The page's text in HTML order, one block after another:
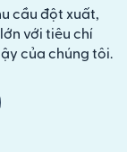
cầu đột xuất,
với tiêu chí
của chúng tôi.